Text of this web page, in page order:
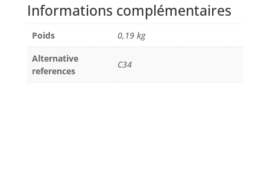
Informations complémentaires
Poids
0,19 kg
Alternative
references
C34